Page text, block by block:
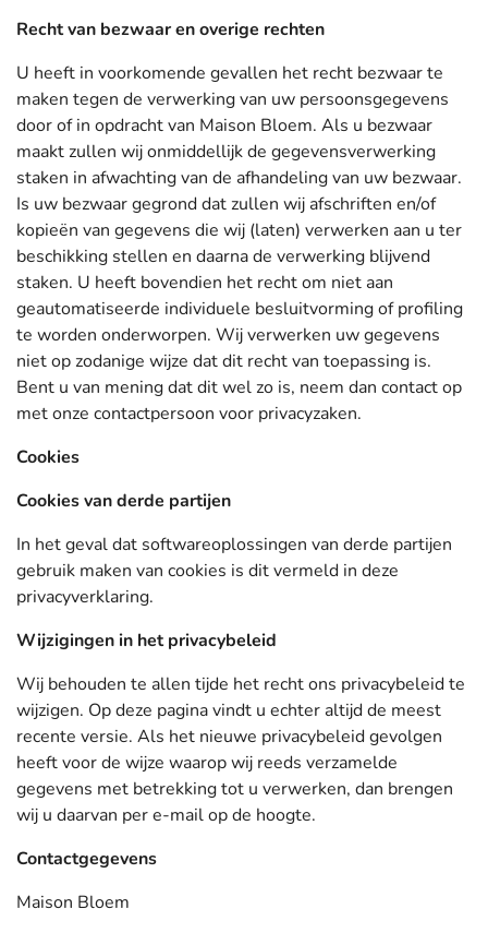
Recht van bezwaar en overige rechten
U heeft in voorkomende gevallen het recht bezwaar te
maken tegen de verwerking van uw persoonsgegevens
door of in opdracht van Maison Bloem. Als u bezwaar
maakt zullen wij onmiddellijk de gegevensverwerking
staken in afwachting van de afhandeling van uw bezwaar.
Is uw bezwaar gegrond dat zullen wij afschriften en/of
kopieën van gegevens die wij (laten) verwerken aan u ter
beschikking stellen en daarna de verwerking blijvend
staken. U heeft bovendien het recht om niet aan
geautomatiseerde individuele besluitvorming of profiling
te worden onderworpen. Wij verwerken uw gegevens
niet op zodanige wijze dat dit recht van toepassing is.
Bent u van mening dat dit wel zo is, neem dan contact op
met onze contactpersoon voor privacyzaken.
Cookies
Cookies van derde partijen
In het geval dat softwareoplossingen van derde partijen
gebruik maken van cookies is dit vermeld in deze
privacyverklaring.
Wijzigingen in het privacybeleid
Wij behouden te allen tijde het recht ons privacybeleid te
wijzigen. Op deze pagina vindt u echter altijd de meest
recente versie. Als het nieuwe privacybeleid gevolgen
heeft voor de wijze waarop wij reeds verzamelde
gegevens met betrekking tot u verwerken, dan brengen
wij u daarvan per e-mail op de hoogte.
Contactgegevens
Maison Bloem